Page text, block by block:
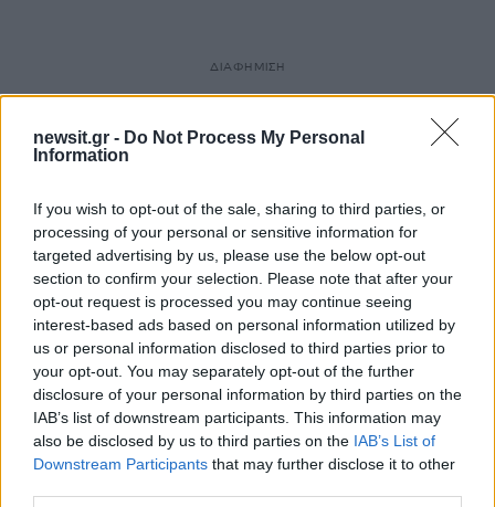
newsit.gr - Do Not Process My Personal
Information
If you wish to opt-out of the sale, sharing to third parties, or
processing of your personal or sensitive information for
targeted advertising by us, please use the below opt-out
section to confirm your selection. Please note that after your
opt-out request is processed you may continue seeing
interest-based ads based on personal information utilized by
us or personal information disclosed to third parties prior to
your opt-out. You may separately opt-out of the further
disclosure of your personal information by third parties on the
IAB’s list of downstream participants. This information may
also be disclosed by us to third parties on the IAB’s List of
Downstream Participants that may further disclose it to other
ΔΙΑΦΗΜΙΣΗ